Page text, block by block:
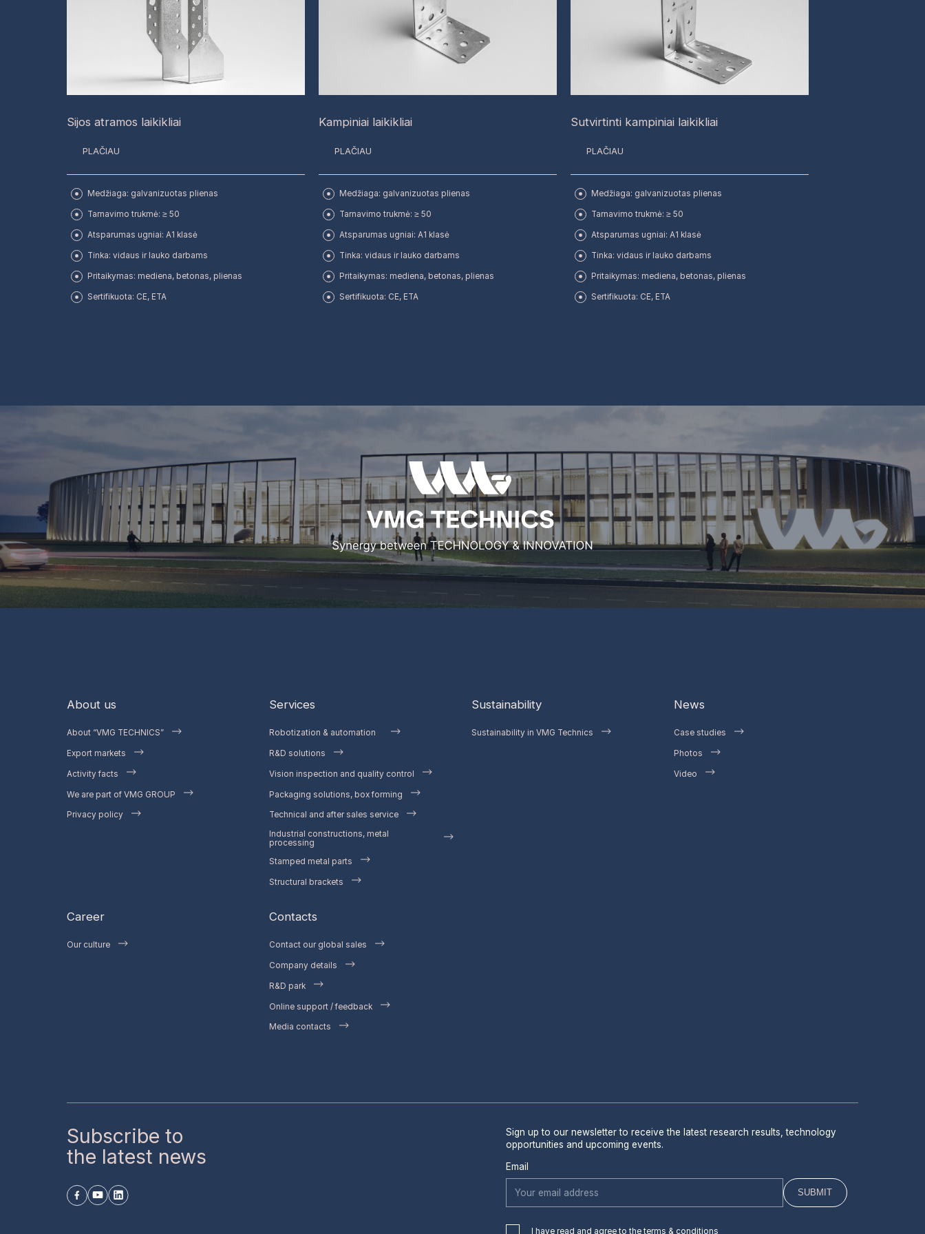
Sijos atramos laikikliai
PLAČIAU
Medžiaga: galvanizuotas plienas
Tarnavimo trukmė: ≥ 50
Atsparumas ugniai: A1 klasė
Tinka: vidaus ir lauko darbams
Pritaikymas: mediena, betonas, plienas
Sertifikuota: CE, ETA
Kampiniai laikikliai
PLAČIAU
Medžiaga: galvanizuotas plienas
Tarnavimo trukmė: ≥ 50
Atsparumas ugniai: A1 klasė
Tinka: vidaus ir lauko darbams
Pritaikymas: mediena, betonas, plienas
Sertifikuota: CE, ETA
Sutvirtinti kampiniai laikikliai
PLAČIAU
Medžiaga: galvanizuotas plienas
Tarnavimo trukmė: ≥ 50
Atsparumas ugniai: A1 klasė
Tinka: vidaus ir lauko darbams
Pritaikymas: mediena, betonas, plienas
Sertifikuota: CE, ETA
About us
About “VMG TECHNICS”
Export markets
Activity facts
We are part of VMG GROUP
Privacy policy
Services
Robotization & automation
R&D solutions
Vision inspection and quality control
Packaging solutions, box forming
Technical and after sales service
Industrial constructions, metal
processing
Stamped metal parts
Structural brackets
Sustainability
Sustainability in VMG Technics
News
Case studies
Photos
Video
Career
Our culture
Contacts
Contact our global sales
Company details
R&D park
Online support / feedback
Media contacts
Subscribe to
the latest news
Sign up to our newsletter to receive the latest research results, technology
opportunities and upcoming events.
Email
I have read and agree to the terms & conditions